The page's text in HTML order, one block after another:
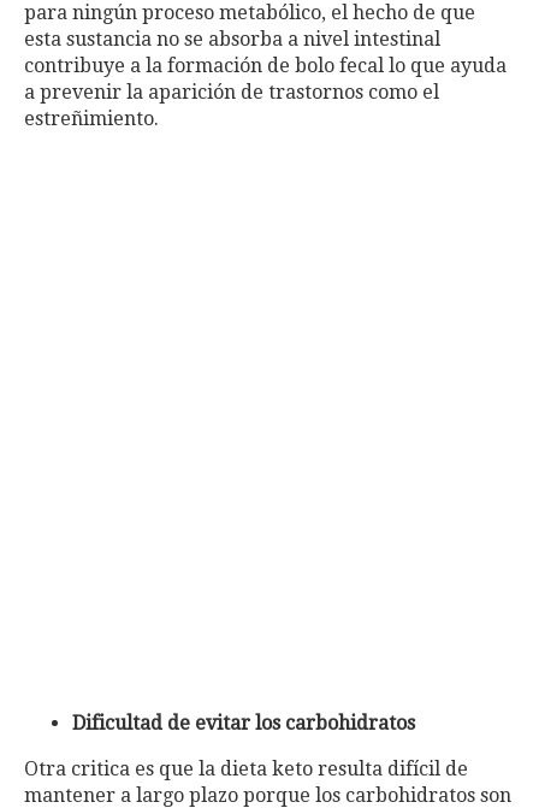
para ningún proceso metabólico, el hecho de que
esta sustancia no se absorba a nivel intestinal
contribuye a la formación de bolo fecal lo que ayuda
a prevenir la aparición de trastornos como el
estreñimiento.
Dificultad de evitar los carbohidratos
Otra critica es que la dieta keto resulta difícil de
mantener a largo plazo porque los carbohidratos son